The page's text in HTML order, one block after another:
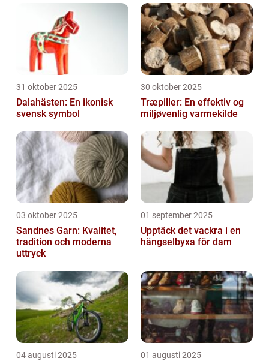
31 oktober 2025
Dalahästen: En ikonisk
svensk symbol
30 oktober 2025
Træpiller: En effektiv og
miljøvenlig varmekilde
03 oktober 2025
Sandnes Garn: Kvalitet,
tradition och moderna
uttryck
01 september 2025
Upptäck det vackra i en
hängselbyxa för dam
04 augusti 2025 01 augusti 2025